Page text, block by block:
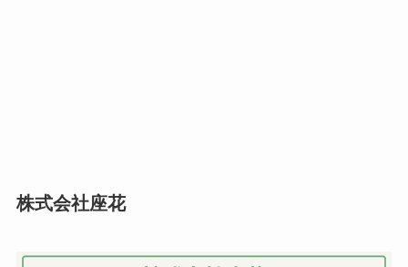
株式会社座花